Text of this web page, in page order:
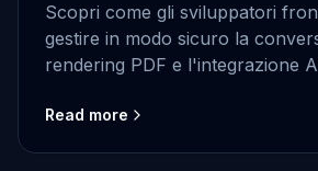
Scopri come gli sviluppatori
gestire in modo sicuro la
rendering PDF e l'integrazione
Read more